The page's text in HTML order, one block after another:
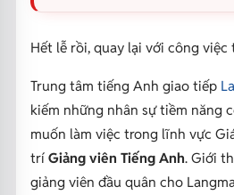
Hết lễ rồi, quay lại với công việc
Trung tâm tiếng Anh giao tiếp
kiếm những nhân sự tiềm năng
muốn làm việc trong lĩnh vực
trí Giảng viên Tiếng Anh. Giới
giảng viên đầu quân cho